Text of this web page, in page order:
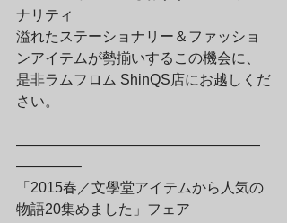
ナリティ
溢れたステーショナリー＆ファッショ
ンアイテムが勢揃いするこの機会に、
是非ラムフロム ShinQS店にお越しくだ
さい。
—————————————————
————–
「2015春／文學堂アイテムから人気の
物語20集めました」フェア